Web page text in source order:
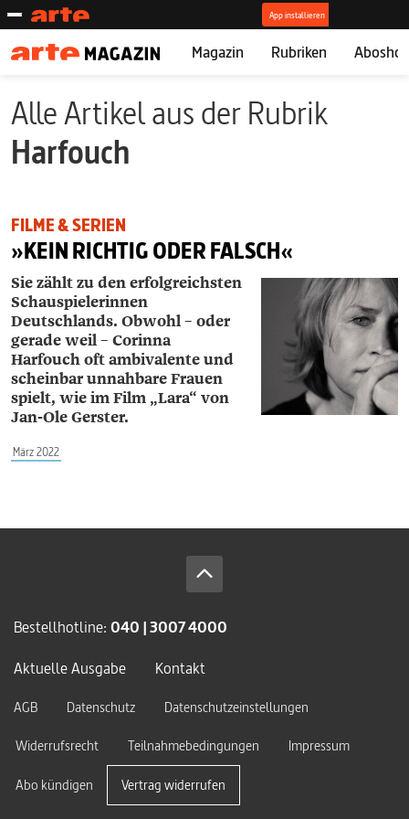
Magazin Rubriken
Alle Artikel aus der Rubrik
Harfouch
FILME & SERIEN
»KEIN RICHTIG ODER FALSCH«
Sie zählt zu den erfolgreichsten
Schauspielerinnen
Deutschlands. Obwohl – oder
gerade weil – Corinna
Harfouch oft ambivalente und
scheinbar unnahbare Frauen
spielt, wie im Film „Lara“ von
Jan-Ole Gerster.
März 2022
Bestellhotline: 040 | 3007 4000
Aktuelle Ausgabe
Kontakt
AGB Datenschutz
Datenschutzeinstellungen
Widerrufsrecht
Teilnahmebedingungen Impressum
Abo kündigen Vertrag widerrufen